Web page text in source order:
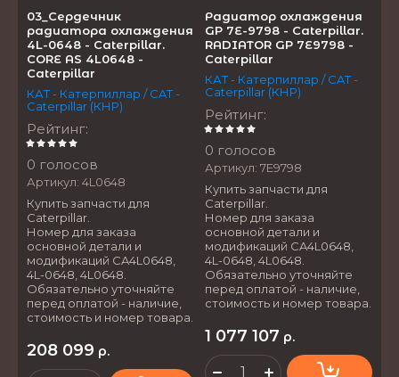
03_Сердечник
радиатора охлаждения
4L-0648 - Caterpillar.
CORE AS 4L0648 -
Caterpillar
КАТ - Катерпиллар / CAT -
Caterpillar (КНР)
Рейтинг:
0 голосов
Артикул: 4L0648
Купить запчасти для
Caterpillar.
Номер для заказа
основной детали и
модификаций CA4L0648,
4L-0648, 4L0648.
Обязательно уточняйте
перед оплатой - наличие,
стоимость и номер товара.
208 099 р.
Радиатор охлаждения
GP 7E-9798 - Caterpillar.
RADIATOR GP 7E9798 -
Caterpillar
КАТ - Катерпиллар / CAT -
Caterpillar (КНР)
Рейтинг:
0 голосов
Артикул: 7E9798
Купить запчасти для
Caterpillar.
Номер для заказа
основной детали и
модификаций CA4L0648,
4L-0648, 4L0648.
Обязательно уточняйте
перед оплатой - наличие,
стоимость и номер товара.
1 077 107 р.